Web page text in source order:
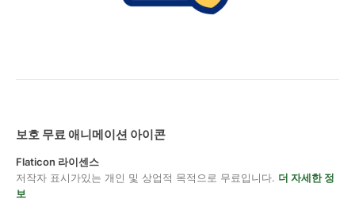
보호 무료 애니메이션 아이콘
Flaticon 라이센스
저작자 표시가있는 개인 및 상업적 목적으로 무료입니다. 더 자세한 정
보